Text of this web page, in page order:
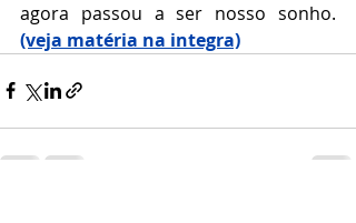
(veja matéria na integra)